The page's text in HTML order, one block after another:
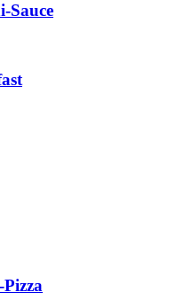
Sauce